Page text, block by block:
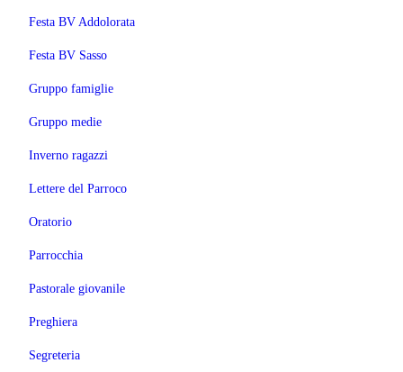
Festa BV Addolorata
Festa BV Sasso
Gruppo famiglie
Gruppo medie
Inverno ragazzi
Lettere del Parroco
Oratorio
Parrocchia
Pastorale giovanile
Preghiera
Segreteria